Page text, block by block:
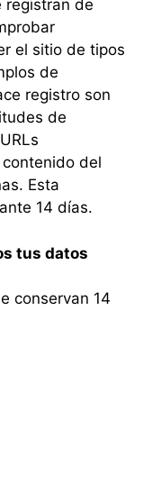
registran de
el sitio de tipos
de
registro son
de
del
Esta
14 días.
tus datos
conservan 14